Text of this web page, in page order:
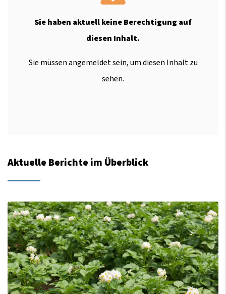
Sie haben aktuell keine Berechtigung auf
diesen Inhalt.
Sie müssen angemeldet sein, um diesen Inhalt zu
sehen.
Aktuelle Berichte im Überblick